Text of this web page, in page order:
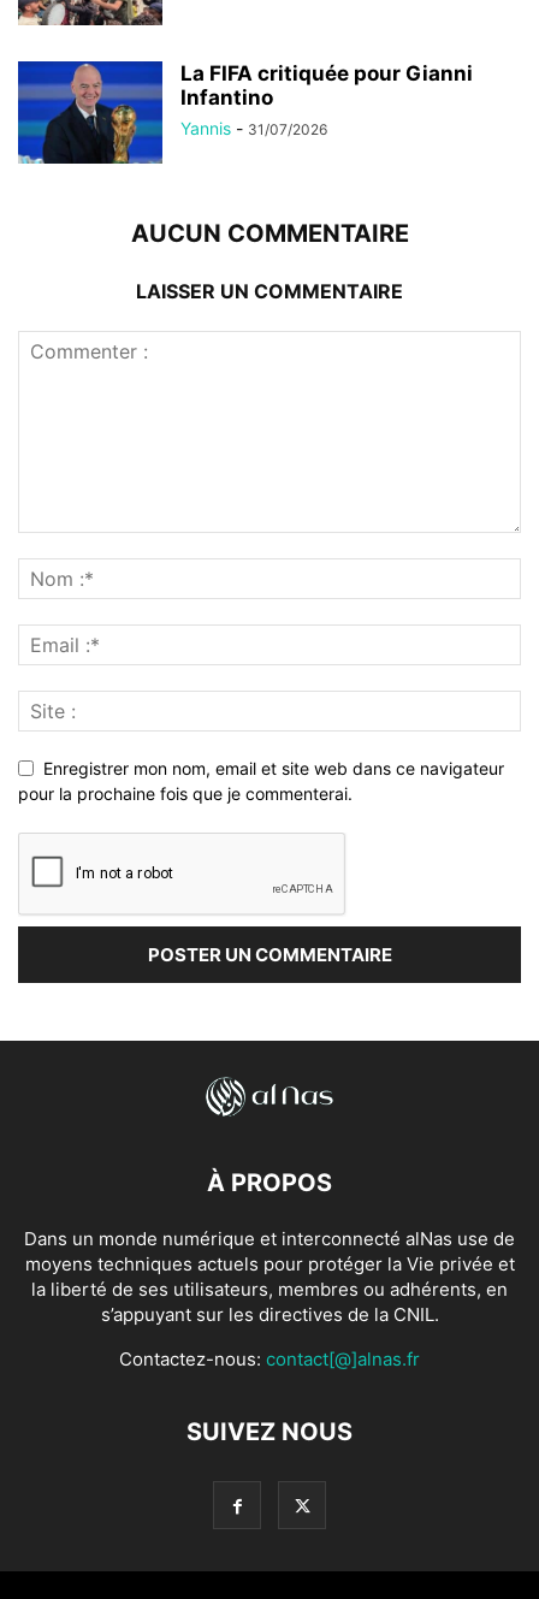
La FIFA critiquée pour Gianni
Infantino
Yannis - 31/07/2026
AUCUN COMMENTAIRE
LAISSER UN COMMENTAIRE
Enregistrer mon nom, email et site web dans ce navigateur
pour la prochaine fois que je commenterai.
À PROPOS
Dans un monde numérique et interconnecté alNas use de
moyens techniques actuels pour protéger la Vie privée et
la liberté de ses utilisateurs, membres ou adhérents, en
s’appuyant sur les directives de la CNIL.
Contactez-nous: contact[@]alnas.fr
SUIVEZ NOUS